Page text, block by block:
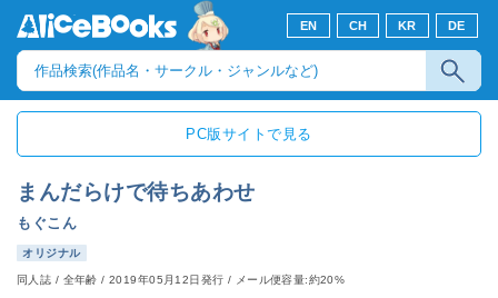
EN CH KR DE
PC版サイトで見る
まんだらけで待ちあわせ
もぐこん
オリジナル
同人誌 / 全年齢/2019年05月12日発行 / メール便容量:約20%